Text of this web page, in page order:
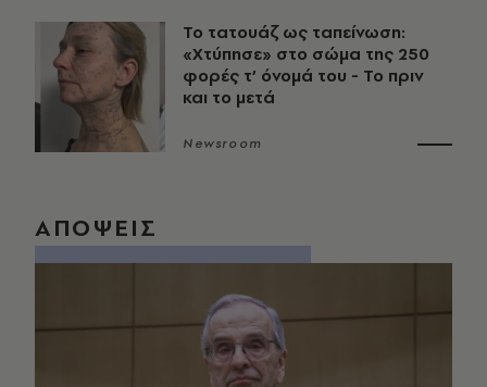
Το τατουάζ ως ταπείνωση:
«Χτύπησε» στο σώμα της 250
φορές τ’ όνομά του - Το πριν
και το μετά
Newsroom
ΑΠΟΨΕΙΣ